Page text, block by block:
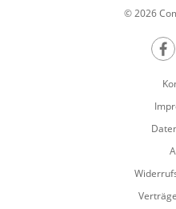
© 2026